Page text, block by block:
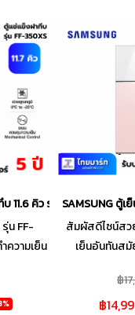
11.6 คิว รุ่น FF-350XS
น FF-
ความเย็น
ล้อ
องศา
SAMSUNG ตู้เ
สัมผัสดีไซน์สว
เย็นอันทันส
ตู้เย็นสวยหรู
ได้ตามใจในแ
฿
฿